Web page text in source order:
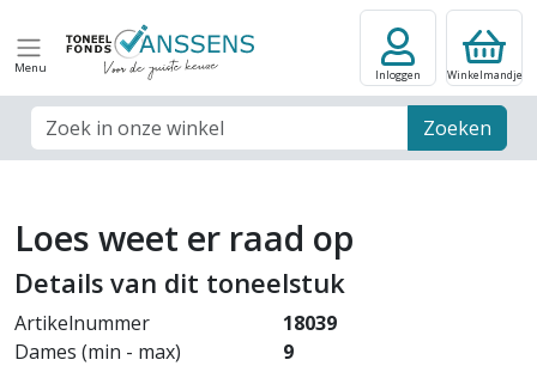
Menu
Zoek veld Zoeken
Inloggen Winkelmandje
Loes weet er raad op
Details van dit toneelstuk
Artikelnummer
18039
Dames (min - max)
9